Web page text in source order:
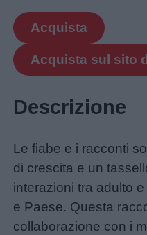
Feste
e
giornate
Filastrocche
Giochi
Lavoretti
Nomi
Acquista
Acquista sul sito
Descrizione
Le fiabe e i racconti
di crescita e un
interazioni tra adulto
e Paese. Questa
collaborazione con i